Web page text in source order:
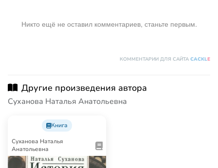
Никто ещё не оставил комментариев, станьте первым.
КОММЕНТАРИИ ДЛЯ САЙТА CACKLE
Другие произведения автора
Суханова Наталья Анатольевна
Книга
Суханова Наталья
Анатольевна